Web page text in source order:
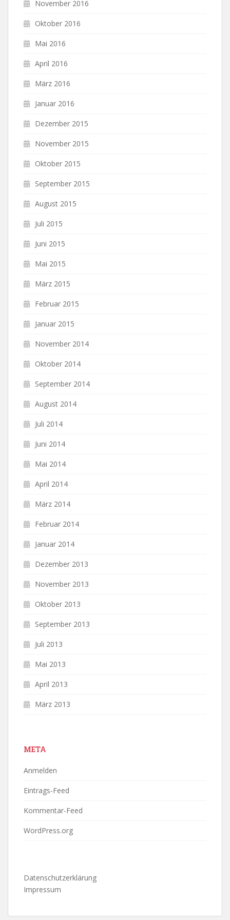
November 2016
Oktober 2016
Mai 2016
April 2016
März 2016
Januar 2016
Dezember 2015
November 2015
Oktober 2015
September 2015
August 2015
Juli 2015
Juni 2015
Mai 2015
März 2015
Februar 2015
Januar 2015
November 2014
Oktober 2014
September 2014
August 2014
Juli 2014
Juni 2014
Mai 2014
April 2014
März 2014
Februar 2014
Januar 2014
Dezember 2013
November 2013
Oktober 2013
September 2013
Juli 2013
Mai 2013
April 2013
März 2013
META
Anmelden
Eintrags-Feed
Kommentar-Feed
WordPress.org
Datenschutzerklärung
Impressum